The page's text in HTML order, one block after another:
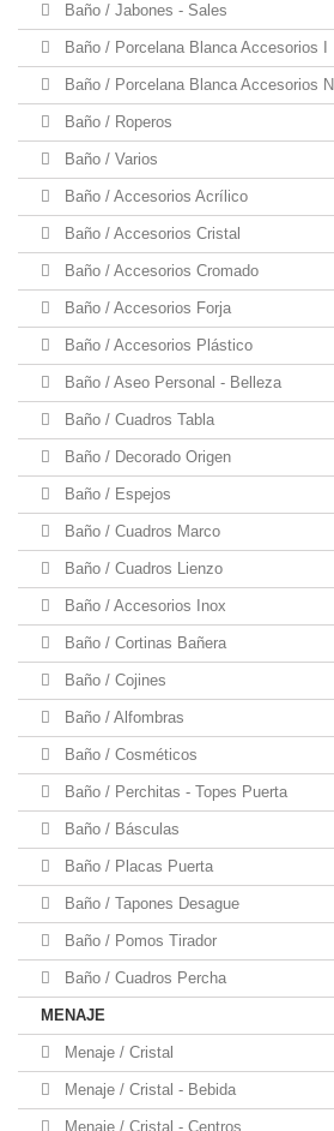
Baño / Jabones - Sales
Baño / Porcelana Blanca Accesorios I
Baño / Porcelana Blanca Accesorios N
Baño / Roperos
Baño / Varios
Baño / Accesorios Acrílico
Baño / Accesorios Cristal
Baño / Accesorios Cromado
Baño / Accesorios Forja
Baño / Accesorios Plástico
Baño / Aseo Personal - Belleza
Baño / Cuadros Tabla
Baño / Decorado Origen
Baño / Espejos
Baño / Cuadros Marco
Baño / Cuadros Lienzo
Baño / Accesorios Inox
Baño / Cortinas Bañera
Baño / Cojines
Baño / Alfombras
Baño / Cosméticos
Baño / Perchitas - Topes Puerta
Baño / Básculas
Baño / Placas Puerta
Baño / Tapones Desague
Baño / Pomos Tirador
Baño / Cuadros Percha
MENAJE
Menaje / Cristal
Menaje / Cristal - Bebida
Menaje / Cristal - Centros